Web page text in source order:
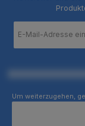
Mail-
Um weiterzugehen,